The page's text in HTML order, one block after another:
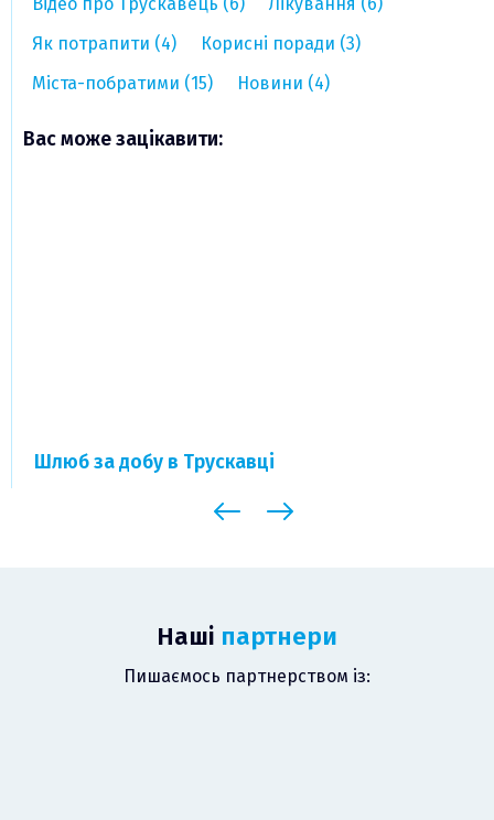
Як потрапити (4)
Корисні поради (3)
Міста-побратими (15)
Новини (4)
Вас може зацікавити:
Шлюб за добу в Трускавці
Наші партнери
Пишаємось партнерством із: